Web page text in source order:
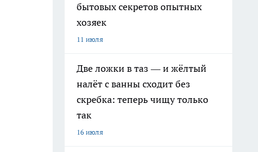
бытовых секретов опытных
хозяек
11 июля
Две ложки в таз — и жёлтый
налёт с ванны сходит без
скребка: теперь чищу только
так
16 июля